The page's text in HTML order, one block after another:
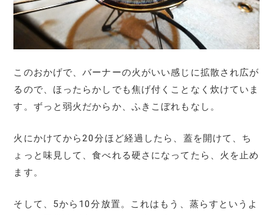
このおかげで、バーナーの火がいい感じに拡散され広が
るので、ほったらかしでも焦げ付くことなく炊けていま
す。ずっと弱火だからか、ふきこぼれもなし。
火にかけてから20分ほど経過したら、蓋を開けて、ち
ょっと味見して、食べれる硬さになってたら、火を止め
ます。
そして、5から10分放置。これはもう、蒸らすというよ